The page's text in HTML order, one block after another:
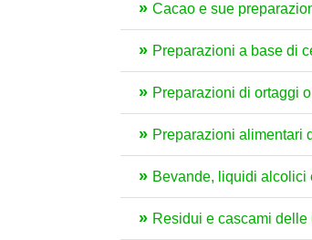
Cacao e sue
Preparazioni a base di
Preparazioni di ortaggi
Preparazioni alimentari
Bevande, liquidi alcolici
Residui e cascami